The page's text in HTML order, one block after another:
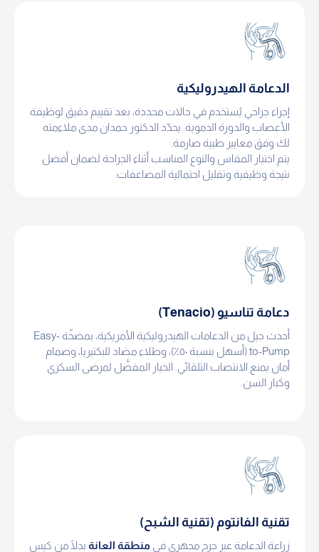
الدعامة الهيدروليكية
إجراء جراحي يُستخدم في حالات محددة، بعد تقييم دقيق لوظيفة
الأعصاب والدورة الدموية. يحدّد الدكتور حمدان مدى ملاءمته
لك وفق معايير طبية صارمة.
يتم اختيار المقاس والنوع المناسب أثناء الجراحة لضمان أفضل
نتيجة وظيفية وتقليل احتمالية المضاعفات.
دعامة تناسيو (Tenacio)
أحدث جيل من الدعامات الهيدروليكية الأمريكية، بمضخّة Easy-
to-Pump (أسهل بنسبة ٥٠٪)، وطلاء مضاد للبكتيريا، وصمام
أمان يمنع الانتصاب التلقائي. الخيار المفضَّل لمرضى السكري
وكبار السن.
تقنية الفانتوم (تقنية الشبح)
زراعة الدعامة عبر جرح مجهري في منطقة العانة بدلًا من كيس